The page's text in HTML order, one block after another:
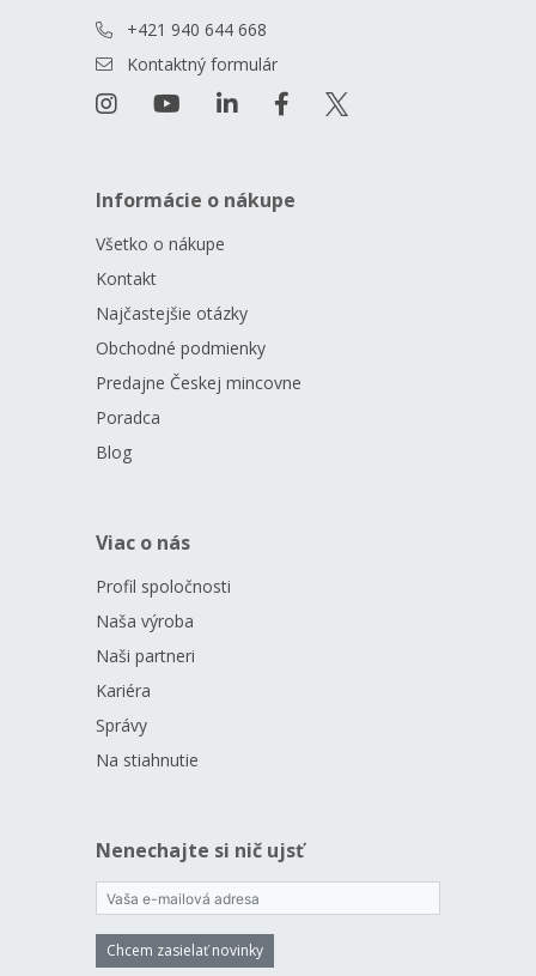
+421 940 644 668
Kontaktný formulár
Informácie o nákupe
Všetko o nákupe
Kontakt
Najčastejšie otázky
Obchodné podmienky
Predajne Českej mincovne
Poradca
Blog
Viac o nás
Profil spoločnosti
Naša výroba
Naši partneri
Kariéra
Správy
Na stiahnutie
Nenechajte si nič ujsť
Chcem zasielať novinky